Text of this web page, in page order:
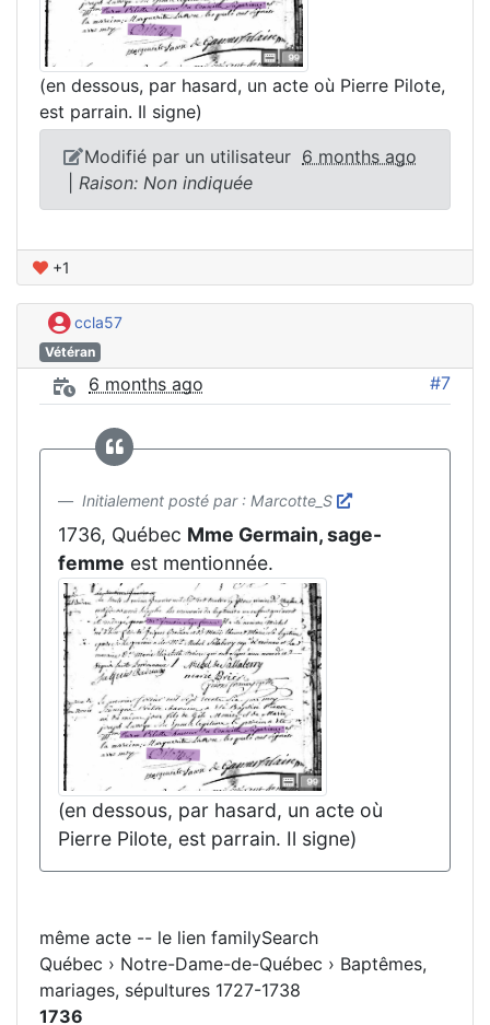
(en dessous, par hasard, un acte où Pierre Pilote,
est parrain. Il signe)
Modifié par un utilisateur 6 months ago
Raison: Non indiquée
+1
ccla57
Vétéran
6 months ago #7
Initialement posté par : Marcotte_S
1736, Québec Mme Germain, sage-
femme est mentionnée.
(en dessous, par hasard, un acte où
Pierre Pilote, est parrain. Il signe)
même acte -- le lien familySearch
Québec › Notre-Dame-de-Québec › Baptêmes,
mariages, sépultures 1727-1738
1736